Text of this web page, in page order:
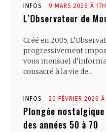
INFOS 9 MARS 2026 À
L’Observateur de
Créé en 2005,
progressivement
vous mensuel
consacré à la vie de...
INFOS 20 FÉVRIER 2026 À
Plongée
des années 50 à 70